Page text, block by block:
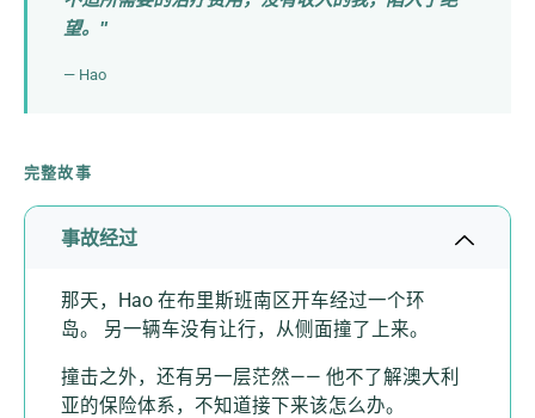
望。"
— Hao
完整故事
事故经过
那天，Hao 在布里斯班南区开车经过一个环
岛。 另一辆车没有让行，从侧面撞了上来。
撞击之外，还有另一层茫然—— 他不了解澳大利
亚的保险体系，不知道接下来该怎么办。